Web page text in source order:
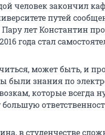
человек закончил
путей
Пару лет Константин
года стал
может быть, и
были знания по
которые
в студенчестве